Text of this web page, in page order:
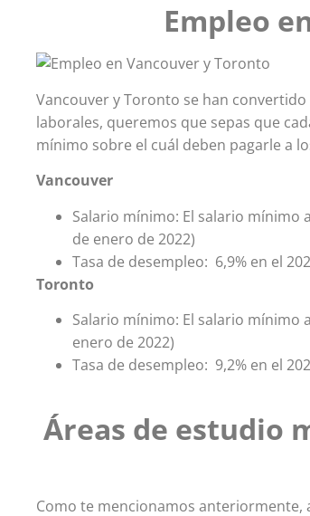
Empleo
Vancouver y Toronto se han
laborales, queremos que sepas que
mínimo sobre el cuál deben pagarle a
Vancouver
Salario mínimo: El salario mínimo
de enero de 2022)
Tasa de desempleo: 6,9% en el
Toronto
Salario mínimo: El salario mínimo
enero de 2022)
Tasa de desempleo: 9,2% en el
Áreas de estudio
Como te mencionamos anteriormente,